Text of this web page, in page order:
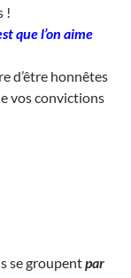
!
que l’on aime
d’être honnêtes
vos convictions
se groupentpar